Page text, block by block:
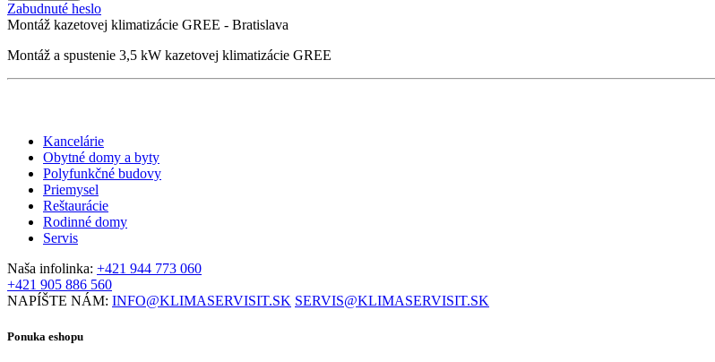
Zabudnuté heslo
Montáž kazetovej klimatizácie GREE - Bratislava
Montáž a spustenie 3,5 kW kazetovej klimatizácie GREE
Kancelárie
Obytné domy a byty
Polyfunkčné budovy
Priemysel
Reštaurácie
Rodinné domy
Servis
Naša infolinka: +421 944 773 060
+421 905 886 560
NAPÍŠTE NÁM: INFO@KLIMASERVISIT.SK SERVIS@KLIMASERVISIT.SK
Ponuka eshopu